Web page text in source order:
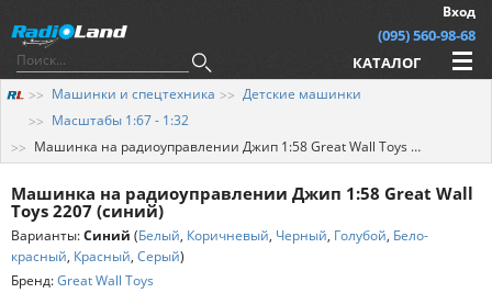
Вход
(095) 560-98-68
КАТАЛОГ
Машинки и спецтехника
Детские машинки
Масштабы 1:67 - 1:32
Машинка на радиоуправлении Джип 1:58 Great Wall Toys 2207 (синий)
Машинка на радиоуправлении Джип 1:58 Great Wall
Toys 2207 (синий)
Варианты:Синий (Белый, Коричневый, Черный, Голубой, Бело-
красный, Красный, Серый)
Бренд:Great Wall Toys